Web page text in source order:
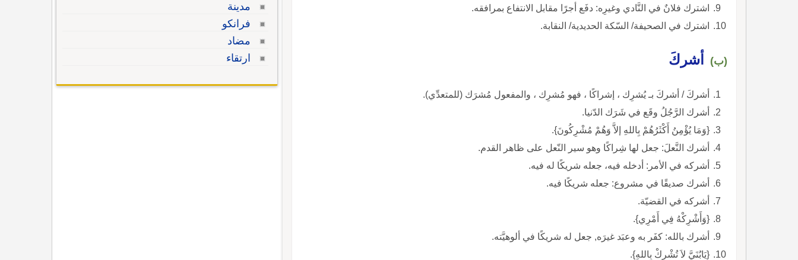
اشترك فلانٌ في النَّادي وغيرِه: دفَع أجرًا مقابل الانتفاع بمرافقه.
اشترك في الصحيفة/ السّكة الحديدية/ النقابة.
(ب) أشركَ
أشركَ / أشركَ بـ يُشرِك ، إشراكًا ، فهو مُشرِك ، والمفعول مُشرَك (للمتعدِّي).
أشرك الرَّجُلُ وقَع في شَرَك الدّنيا.
{وَمَا يُؤْمِنُ أَكْثَرُهُمْ بِاللهِ إلاَّ وَهُمْ مُشْرِكُونَ}.
أشرك النَّعلَ: جعل لها شِراكًا وهو سير النّعل على ظاهر القدم.
أشركه في الأمر: أدخله فيه، جعله شريكًا له فيه.
أشرك صديقًا في مشروع: جعله شريكًا فيه.
أشركه في القضيّة.
{وَأَشْرِكْهُ فِي أَمْرِي}.
أشرك بالله: كفَر به وعبَد غيرَه, جعل له شريكًا في ألوهيَّته.
{يَابُنَيَّ لاَ تُشْرِكْ بِاللهِ}.
مدينة
فرانكو
مضاد
ارتقاء